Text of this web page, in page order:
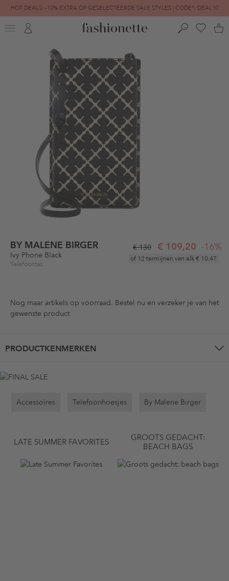
HOT DEALS: -10% EXTRA OP GESELECTEERDE SALE STYLES | CODE*: DEAL10
FINAL SALE | TOT -80% GEREDUCEERD
BY MALENE BIRGER
Ivy Phone Black
Telefoontas
€ 130 € 109,20 -16%
of 12 termijnen van elk€ 10,47
Nog maar artikels op voorraad. Bestel nu en verzeker je van het
gewenste product
PRODUCTKENMERKEN
Accessoires Telefoonhoesjes By Malene Birger
LATE SUMMER FAVORITES
GROOTS GEDACHT:
BEACH BAGS